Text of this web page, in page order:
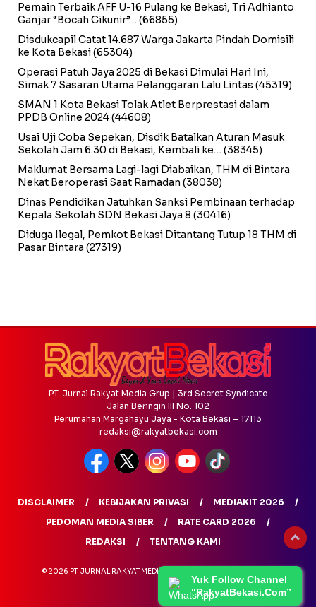
Pemain Terbaik AFF U-16 Pulang ke Bekasi, Tri Adhianto
Ganjar “Bocah Cikunir”… (66855)
Disdukcapil Catat 14.687 Warga Jakarta Pindah Domisili
ke Kota Bekasi(65304)
Operasi Patuh Jaya 2025 di Bekasi Dimulai Hari Ini,
Simak 7 Sasaran Utama Pelanggaran Lalu Lintas (45319)
SMAN 1 Kota Bekasi Tolak Atlet Berprestasi dalam
PPDB Online 2024(44608)
Usai Uji Coba Sepekan, Disdik Batalkan Aturan Masuk
Sekolah Jam 6.30 di Bekasi, Kembali ke… (38345)
Maklumat Bersama Lagi-lagi Diabaikan, THM di Bintara
Nekat Beroperasi Saat Ramadan (38038)
Dinas Pendidikan Jatuhkan Sanksi Pembinaan terhadap
Kepala Sekolah SDN Bekasi Jaya 8 (30416)
Diduga Ilegal, Pemkot Bekasi Ditantang Tutup 18 THM di
Pasar Bintara (27319)
Yuk Follow Channel
“RakyatBekasi.Com”
PT. Jurnal Rakyat Media Grup | 3rd Secret Syndicate
Jalan Beringin III No. 102
Perumahan Margahayu Jaya - Kota Bekasi – 17113
redaksi@rakyatbekasi.com
DISCLAIMER KEBIJAKAN PRIVASI
MEDIAKIT 2026
PEDOMAN MEDIA SIBER
RATE CARD 2026
REDAKSI
TENTANG KAMI
© 2026 PT. JURNAL RAKYAT MEDIA GRUP - ALL RIGHTS RESERVED